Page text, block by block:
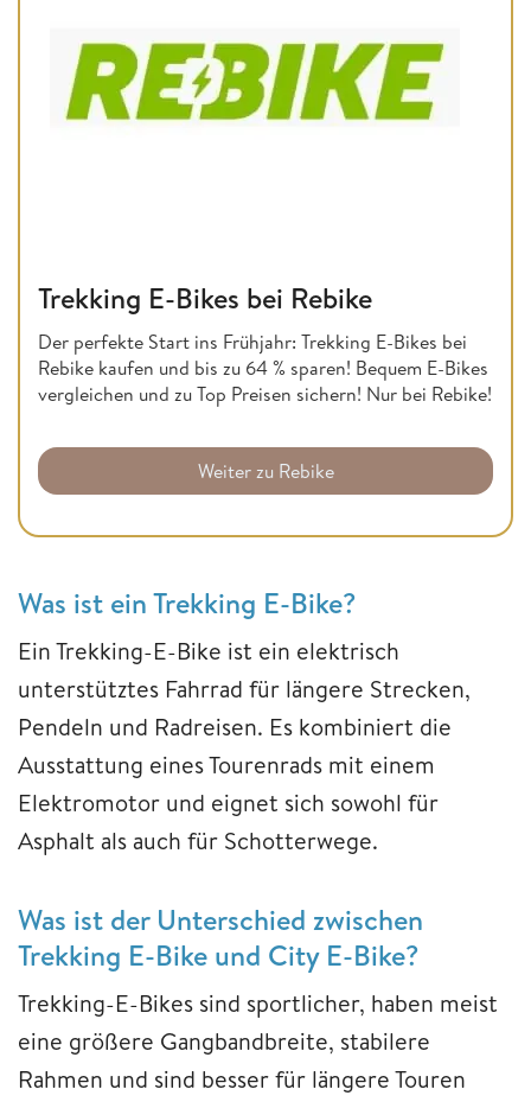
Trekking E-Bikes bei Rebike
Der perfekte Start ins Frühjahr: Trekking E-Bikes bei
Rebike kaufen und bis zu 64 % sparen! Bequem E-Bikes
vergleichen und zu Top Preisen sichern! Nur bei Rebike!
Weiter zu Rebike
Was ist ein Trekking E-Bike?
Ein Trekking-E-Bike ist ein elektrisch
unterstütztes Fahrrad für längere Strecken,
Pendeln und Radreisen. Es kombiniert die
Ausstattung eines Tourenrads mit einem
Elektromotor und eignet sich sowohl für
Asphalt als auch für Schotterwege.
Was ist der Unterschied zwischen
Trekking E-Bike und City E-Bike?
Trekking-E-Bikes sind sportlicher, haben meist
eine größere Gangbandbreite, stabilere
Rahmen und sind besser für längere Touren